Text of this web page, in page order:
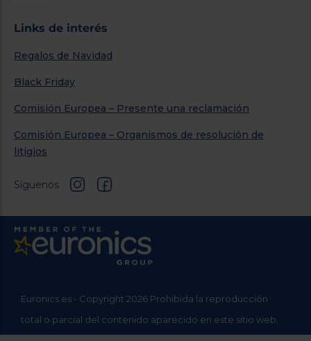
Links de interés
Regalos de Navidad
Black Friday
Comisión Europea – Presente una reclamación
Comisión Europea – Organismos de resolución de
litigios
Síguenos
Euronics.es - Copyright 2026 Prohibida la reproducción
total o parcial del contenido aparecido en este sitio web,